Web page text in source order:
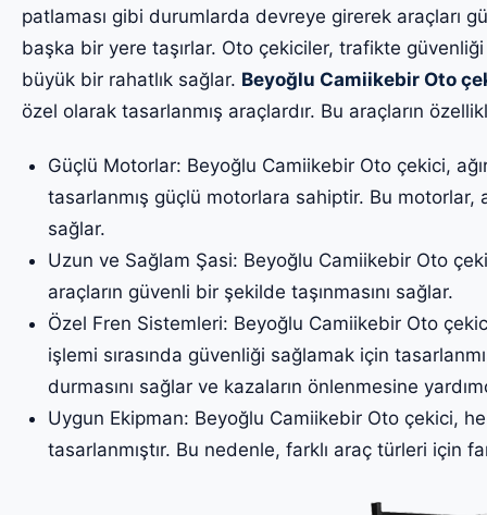
patlaması gibi durumlarda devreye girerek araçları
başka bir yere taşırlar. Oto çekiciler, trafikte
büyük bir rahatlık sağlar. Beyoğlu Camiikebir Oto
özel olarak tasarlanmış araçlardır. Bu araçların
Güçlü Motorlar: Beyoğlu Camiikebir Oto çekici,
tasarlanmış güçlü motorlara sahiptir. Bu motorlar,
sağlar.
Uzun ve Sağlam Şasi: Beyoğlu Camiikebir Oto
araçların güvenli bir şekilde taşınmasını sağlar.
Özel Fren Sistemleri: Beyoğlu Camiikebir Oto
işlemi sırasında güvenliği sağlamak için
durmasını sağlar ve kazaların önlenmesine
Uygun Ekipman: Beyoğlu Camiikebir Oto çekici,
tasarlanmıştır. Bu nedenle, farklı araç türleri için